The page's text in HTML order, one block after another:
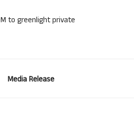
to greenlight private
Media Release